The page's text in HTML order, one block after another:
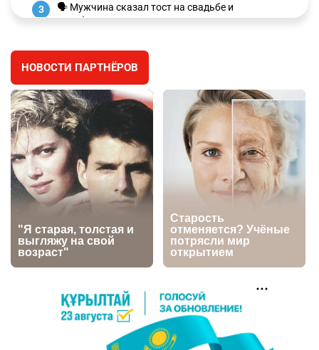
3
🗣 Мужчина сказал тост на свадьбе и
заработал уголовное дело
🐏 Скота больше, а мясо дороже. Почему в
Казахстане продолжают расти цены на
баранину и конину
2791
5
🏠 Оправданному пастуху из Актобе подарили
квартиру
2588 7 74
6
⚠️ Доброе утро, друзья! Предлагаем обзор
главных новостей за 4 августа
👀 Опубликован список обладателей
образовательных грантов
2505 0 9
НОВОСТИ ПАРТНЁРОВ